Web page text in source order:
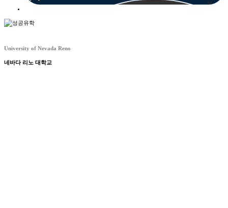
색
University of Nevada Reno
네바다 리노 대학교